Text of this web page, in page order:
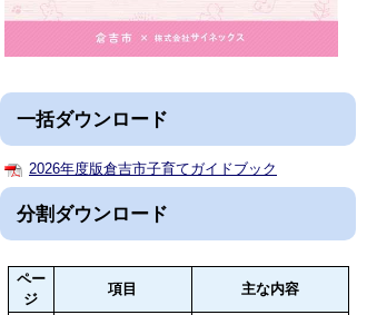
一括ダウンロード
2026年度版倉吉市子育てガイドブック
分割ダウンロード
ペー
ジ
項目 主な内容